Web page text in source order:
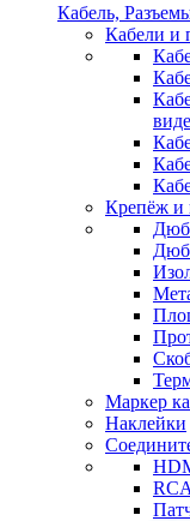
Кабель,
Кабели и
Крепёж и
Маркер
Наклейки